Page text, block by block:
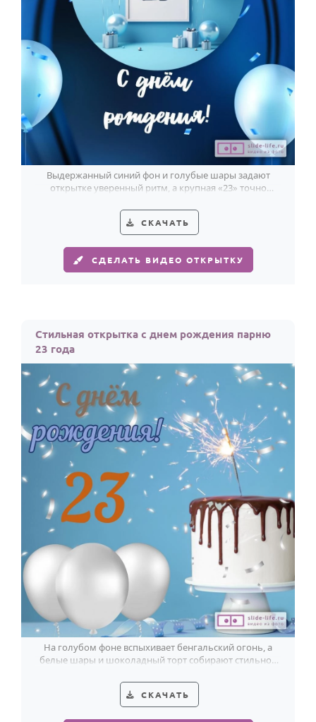
Выдержанный синий фон и голубые шары задают
открытке уверенный ритм, а крупная «23» точно
СКАЧАТЬ
СДЕЛАТЬ ВИДЕО ОТКРЫТКУ
Стильная открытка с днем рождения парню
23 года
На голубом фоне вспыхивает бенгальский огонь, а
белые шары и шоколадный торт собирают стильное
СКАЧАТЬ